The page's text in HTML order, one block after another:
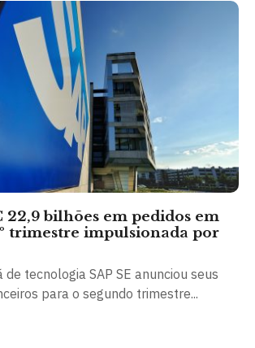
22,9 bilhões em pedidos em
trimestre impulsionada por
tecnologia SAP SE anunciou seus
para o segundo trimestre...